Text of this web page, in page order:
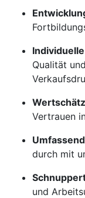
Qualität
Vertrauen
durch mit
und